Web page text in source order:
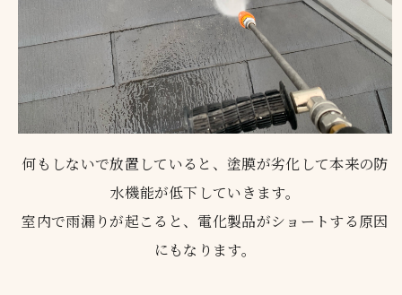
何もしないで放置していると、塗膜が劣化して本来の防
水機能が低下していきます。
室内で雨漏りが起こると、電化製品がショートする原因
にもなります。